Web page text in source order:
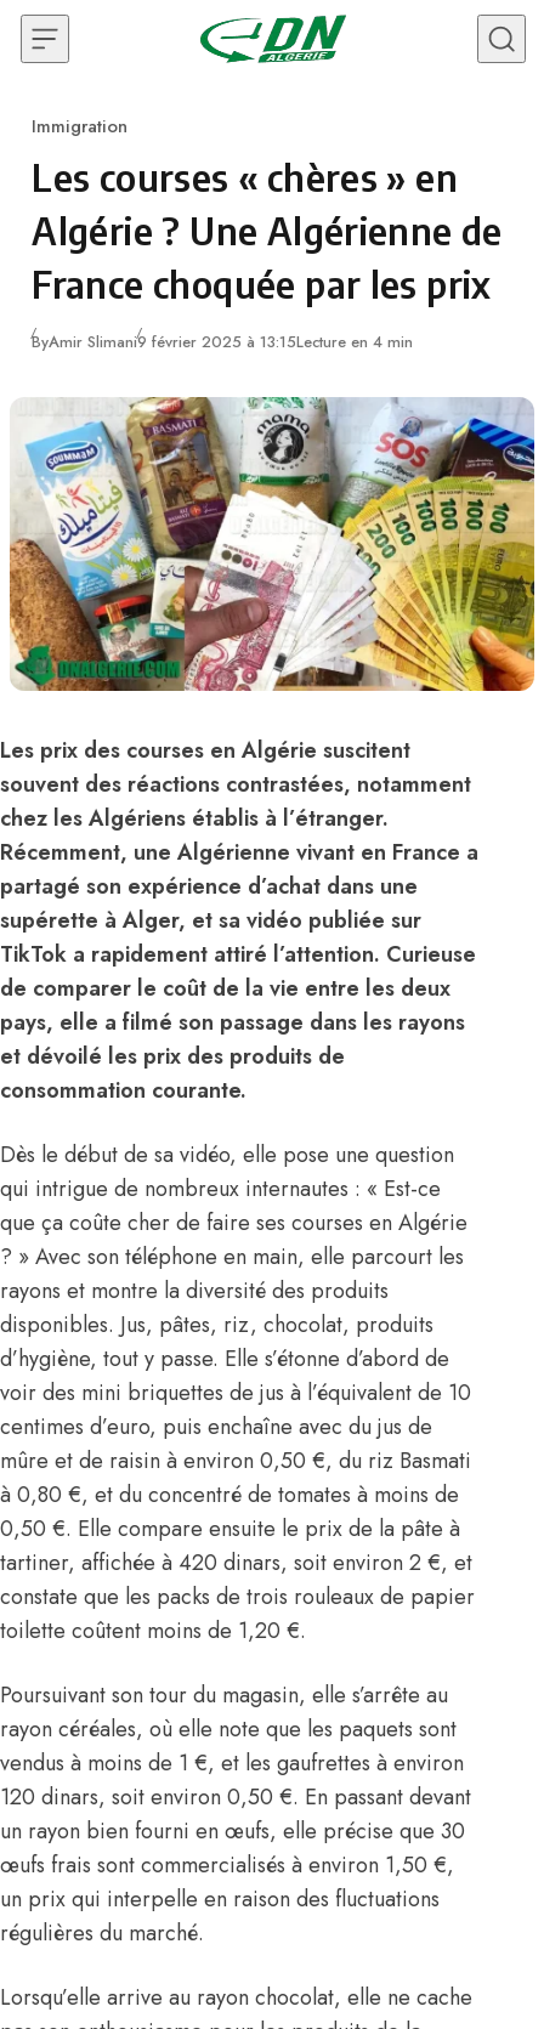
Skip to content
Category
Immigration
Les courses « chères » en
Algérie ? Une Algérienne de
France choquée par les prix
ByAmir Slimani9 février 2025 à 13:15Lecture en 4 min
Les prix des courses en Algérie suscitent
souvent des réactions contrastées, notamment
chez les Algériens établis à l’étranger.
Récemment, une Algérienne vivant en France a
partagé son expérience d’achat dans une
supérette à Alger, et sa vidéo publiée sur
TikTok a rapidement attiré l’attention. Curieuse
de comparer le coût de la vie entre les deux
pays, elle a filmé son passage dans les rayons
et dévoilé les prix des produits de
consommation courante.
Dès le début de sa vidéo, elle pose une question
qui intrigue de nombreux internautes : « Est-ce
que ça coûte cher de faire ses courses en Algérie
? » Avec son téléphone en main, elle parcourt les
rayons et montre la diversité des produits
disponibles. Jus, pâtes, riz, chocolat, produits
d’hygiène, tout y passe. Elle s’étonne d’abord de
voir des mini briquettes de jus à l’équivalent de 10
centimes d’euro, puis enchaîne avec du jus de
mûre et de raisin à environ 0,50 €, du riz Basmati
à 0,80 €, et du concentré de tomates à moins de
0,50 €. Elle compare ensuite le prix de la pâte à
tartiner, affichée à 420 dinars, soit environ 2 €, et
constate que les packs de trois rouleaux de papier
toilette coûtent moins de 1,20 €.
Poursuivant son tour du magasin, elle s’arrête au
rayon céréales, où elle note que les paquets sont
vendus à moins de 1 €, et les gaufrettes à environ
120 dinars, soit environ 0,50 €. En passant devant
un rayon bien fourni en œufs, elle précise que 30
œufs frais sont commercialisés à environ 1,50 €,
un prix qui interpelle en raison des fluctuations
régulières du marché.
Lorsqu’elle arrive au rayon chocolat, elle ne cache